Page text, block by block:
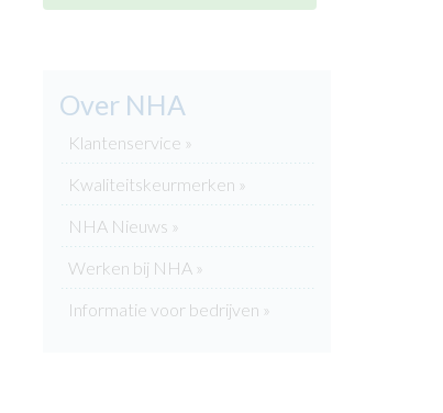
Over NHA
Klantenservice »
Kwaliteitskeurmerken »
NHA Nieuws »
Werken bij NHA »
Informatie voor bedrijven »